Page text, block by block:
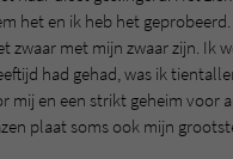
het en ik heb het
zwaar met mijn zwaar zijn. Ik
had gehad, was ik
mij en een strikt geheim voor
plaat soms ook mijn